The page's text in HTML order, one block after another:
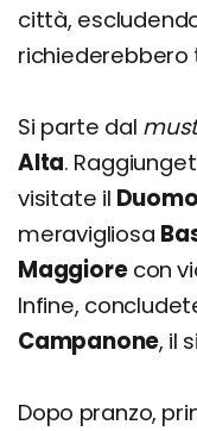
città,
Si parte dal
Alta.
visitate il
meravigliosa
Maggiorecon
Infine,
Campanone, il
Dopo pranzo,